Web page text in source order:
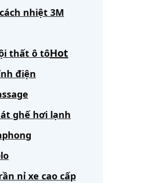
nhiệt 3M
thất ô tô
điện
ghế hơi lạnh
nỉ xe cao cấp